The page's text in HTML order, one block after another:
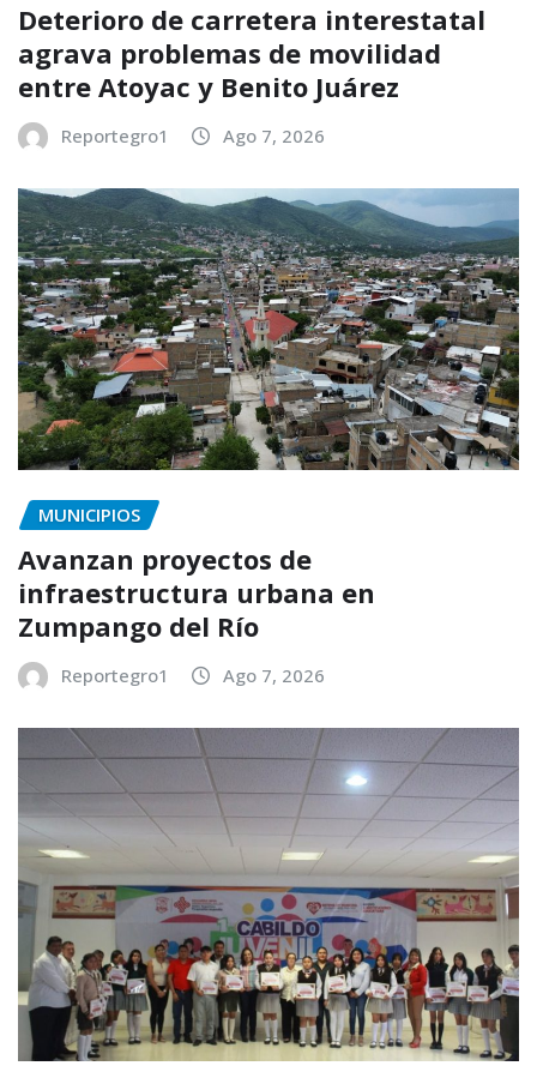
Deterioro de carretera interestatal
agrava problemas de movilidad
entre Atoyac y Benito Juárez
Reportegro1 Ago 7, 2026
MUNICIPIOS
Avanzan proyectos de
infraestructura urbana en
Zumpango del Río
Reportegro1 Ago 7, 2026